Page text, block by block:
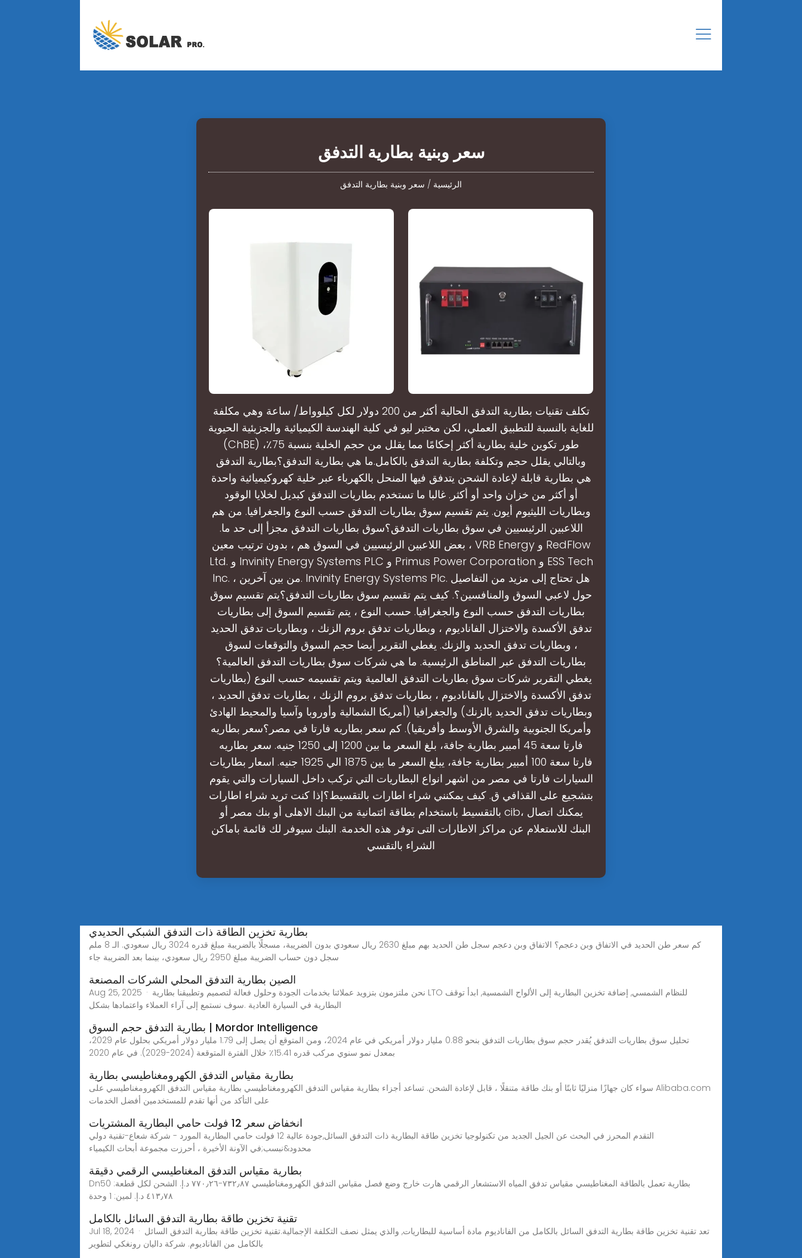
سعر وبنية بطارية التدفق
الرئيسية / سعر وبنية بطارية التدفق
تكلف تقنيات بطارية التدفق الحالية أكثر من 200 دولار لكل كيلوواط/ ساعة وهي مكلفة
للغاية بالنسبة للتطبيق العملي، لكن مختبر ليو في كلية الهندسة الكيميائية والجزيئية الحيوية
(ChBE) طور تكوين خلية بطارية أكثر إحكامًا مما يقلل من حجم الخلية بنسبة 75٪،
وبالتالي يقلل حجم وتكلفة بطارية التدفق بالكامل.ما هي بطارية التدفق؟بطارية التدفق
هي بطارية قابلة لإعادة الشحن يتدفق فيها المنحل بالكهرباء عبر خلية كهروكيميائية واحدة
أو أكثر من خزان واحد أو أكثر. غالبا ما تستخدم بطاريات التدفق كبديل لخلايا الوقود
وبطاريات الليثيوم أيون. يتم تقسيم سوق بطاريات التدفق حسب النوع والجغرافيا. من هم
اللاعبين الرئيسيين في سوق بطاريات التدفق؟سوق بطاريات التدفق مجزأ إلى حد ما.
بعض اللاعبين الرئيسيين في السوق هم ، بدون ترتيب معين ، VRB Energy و RedFlow
Ltd. و Invinity Energy Systems PLC و Primus Power Corporation و ESS Tech
Inc. ، من بين آخرين. Invinity Energy Systems Plc. هل تحتاج إلى مزيد من التفاصيل
حول لاعبي السوق والمنافسين؟. كيف يتم تقسيم سوق بطاريات التدفق؟يتم تقسيم سوق
بطاريات التدفق حسب النوع والجغرافيا. حسب النوع ، يتم تقسيم السوق إلى بطاريات
تدفق الأكسدة والاختزال الفاناديوم ، وبطاريات تدفق بروم الزنك ، وبطاريات تدفق الحديد
، وبطاريات تدفق الحديد والزنك. يغطي التقرير أيضا حجم السوق والتوقعات لسوق
بطاريات التدفق عبر المناطق الرئيسية. ما هي شركات سوق بطاريات التدفق العالمية؟
يغطي التقرير شركات سوق بطاريات التدفق العالمية ويتم تقسيمه حسب النوع (بطاريات
تدفق الأكسدة والاختزال بالفاناديوم ، بطاريات تدفق بروم الزنك ، بطاريات تدفق الحديد ،
وبطاريات تدفق الحديد بالزنك) والجغرافيا (أمريكا الشمالية وأوروبا وآسيا والمحيط الهادئ
وأمريكا الجنوبية والشرق الأوسط وأفريقيا). كم سعر بطاريه فارتا في مصر؟سعر بطاريه
فارتا سعة 45 أمبير بطارية جافة، بلغ السعر ما بين 1200 إلى 1250 جنيه. سعر بطاريه
فارتا سعة 100 أمبير بطارية جافة، يبلغ السعر ما بين 1875 الي 1925 جنيه. اسعار بطاريات
السيارات فارتا في مصر من اشهر انواع البطاريات التي تركب داخل السيارات والتي يقوم
بتشجيع على القذافي ق. كيف يمكنني شراء اطارات بالتقسيط؟إذا كنت تريد شراء اطارات
بالتقسيط باستخدام بطاقة ائتمانية من البنك الاهلى أو بنك مصر أو cib، يمكنك اتصال
البنك للاستعلام عن مراكز الاطارات التى توفر هذه الخدمة. البنك سيوفر لك قائمة باماكن
الشراء بالتقسي
بطارية تخزين الطاقة ذات التدفق الشبكي الحديدي
كم سعر طن الحديد في الاتفاق وبن دعجم؟ الاتفاق وبن دعجم سجل طن الحديد بهم مبلغ 2630 ريال سعودي بدون الضريبة، مسجلًا بالضريبة مبلغ قدره 3024 ريال سعودي. الـ 8 ملم
سجل دون حساب الضريبة مبلغ 2950 ريال سعودي، بينما بعد الضريبة جاء
الصين بطارية التدفق المحلي الشركات المصنعة
Aug 25, 2025 · نحن ملتزمون بتزويد عملائنا بخدمات الجودة وحلول فعالة لتصميم وتطبيقنا بطارية LTO للنظام الشمسي, إضافة تخزين البطارية إلى الألواح الشمسية, ابدأ توقف
البطارية في السيارة العادية .سوف نستمع إلى آراء العملاء واعتمادها بشكل
بطارية التدفق حجم السوق | Mordor Intelligence
تحليل سوق بطاريات التدفق يُقدر حجم سوق بطاريات التدفق بنحو 0.88 مليار دولار أمريكي في عام 2024، ومن المتوقع أن يصل إلى 1.79 مليار دولار أمريكي بحلول عام 2029،
بمعدل نمو سنوي مركب قدره 15.41٪ خلال الفترة المتوقعة (2024-2029). في عام 2020
بطارية مقياس التدفق الكهرومغناطيسي بطارية
سواء كان جهازًا منزليًا ثابتًا أو بنك طاقة متنقلًا ، قابل لإعادة الشحن. تساعد أجزاء بطارية مقياس التدفق الكهرومغناطيسي بطارية مقياس التدفق الكهرومغناطيسي على Alibaba.com
على التأكد من أنها تقدم للمستخدمين أفضل الخدمات
انخفاض سعر 12 فولت حامي البطارية المشتريات
التقدم المحرز في البحث عن الجيل الجديد من تكنولوجيا تخزين طاقة البطارية ذات التدفق السائل,جودة عالية 12 فولت حامي البطارية المورد - شركة شعاع-تقنية دولي
محدود&نبسب;في الآونة الأخيرة ، أحرزت مجموعة أبحاث الكيمياء
بطارية مقياس التدفق المغناطيسي الرقمي دقيقة
Dn50 بطارية تعمل بالطاقة المغناطيسي مقياس تدفق المياه الاستشعار الرقمي هارت خارج وضع فصل مقياس التدفق الكهرومغناطيسي ‏٧٣٢٫٨٧-‏٧٧٠٫٢٦ د.إ.‏ الشحن لكل قطعة:
تقنية تخزين طاقة بطارية التدفق السائل بالكامل
Jul 18, 2024 · تعد تقنية تخزين طاقة بطارية التدفق السائل بالكامل من الفاناديوم مادة أساسية للبطاريات, والذي يمثل نصف التكلفة الإجمالية.تقنية تخزين طاقة بطارية التدفق السائل
بالكامل من الفاناديوم. شركة داليان رونغكي لتطوير